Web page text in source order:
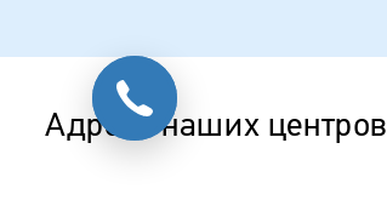
Адреса наших центров